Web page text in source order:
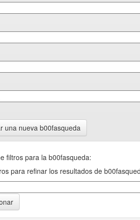
una nueva b00fasqueda
filtros para la b00fasqueda:
para refinar los resultados de